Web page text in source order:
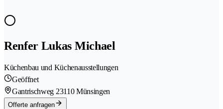
Renfer Lukas Michael
Küchenbau und Küchenausstellungen
Geöffnet
Gantrischweg 23110 Münsingen
Offerte anfragen